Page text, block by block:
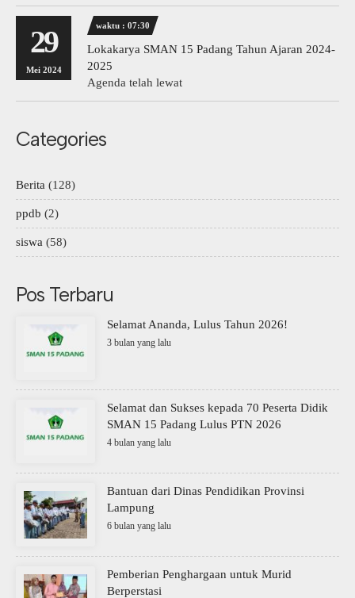
29
Mei 2024
waktu : 07:30
Lokakarya SMAN 15 Padang Tahun Ajaran 2024-
2025
Agenda telah lewat
Categories
Berita (128)
ppdb (2)
siswa (58)
Pos Terbaru
Selamat Ananda, Lulus Tahun 2026!
3 bulan yang lalu
Selamat dan Sukses kepada 70 Peserta Didik
SMAN 15 Padang Lulus PTN 2026
4 bulan yang lalu
Bantuan dari Dinas Pendidikan Provinsi
Lampung
6 bulan yang lalu
Pemberian Penghargaan untuk Murid
Berperstasi